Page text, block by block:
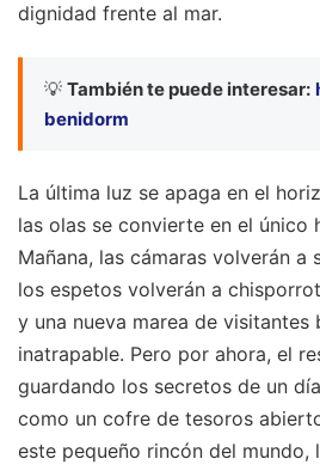
dignidad frente al mar.
💡 También te puede interesar:
benidorm
La última luz se apaga en el
las olas se convierte en el único
Mañana, las cámaras volverán a
los espetos volverán a
y una nueva marea de visitantes
inatrapable. Pero por ahora, el
guardando los secretos de un
como un cofre de tesoros
este pequeño rincón del mundo,